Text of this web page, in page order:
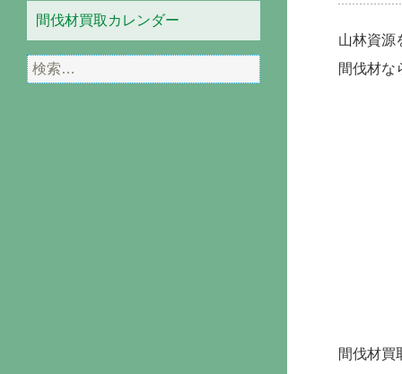
山林資源
間伐材な
間伐材買
間伐材買取カレンダー